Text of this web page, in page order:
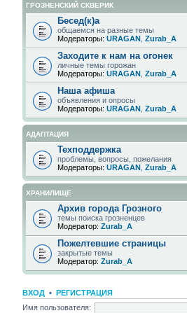
ГРОЗНЕНСКИЙ СКВЕРИК
Бесед(к)а
общаемся на разные темы
Модераторы: URAGAN Zurab_A
Заходите к нам на огонек
личные темы горожан
Модераторы: URAGAN Zurab_A
Наша афиша
объявления и опросы
Модераторы: URAGAN Zurab_A
АДАПТАЦИЯ
Техподдержка
проблемы, вопросы, пожелания
Модераторы: URAGAN Zurab_A
ХРАНИЛИЩЕ
Архив города Грозного
темы поиска грозненцев
Модератор: Zurab_A
Пожелтевшие страницы
закрытые темы
Модератор: Zurab_A
ВХОД • РЕГИСТРАЦИЯ
Имя пользователя: